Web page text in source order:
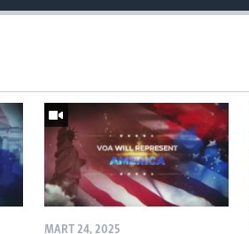
MART 24, 2025